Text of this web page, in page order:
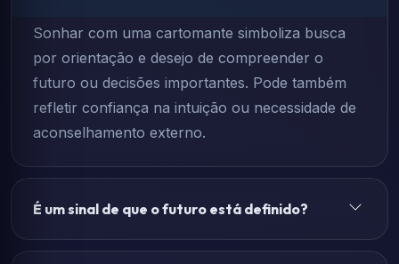
Sonhar com uma cartomante simboliza busca
por orientação e desejo de compreender o
futuro ou decisões importantes. Pode também
refletir confiança na intuição ou necessidade de
aconselhamento externo.
É um sinal de que o futuro está definido?